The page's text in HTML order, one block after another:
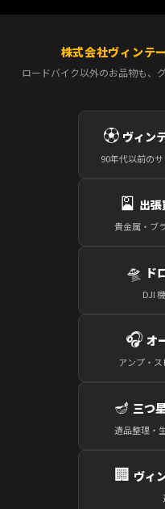
株式会社ヴィンテ
ロードバイク以外のお品物も、
⚽ ヴィン
90年代以前の
🎴 出張
貴金属・ブ
🛸 ド
DJI
🎧 オ
アンプ・
🪔 三つ
遺品整理・
🏢 ヴィ